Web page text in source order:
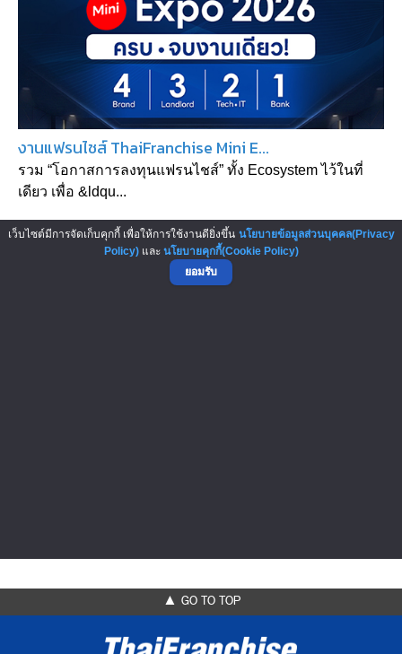
งานแฟรนไชส์ ThaiFranchise Mini E...
รวม “โอกาสการลงทุนแฟรนไชส์” ทั้ง Ecosystem ไว้ในที่
เดียว เพื่อ &ldqu...
▲ GO TO TOP
เว็บไซต์มีการจัดเก็บคุกกี้ เพื่อให้การใช้งานดียิ่งขึ้น นโยบายข้อมูลส่วนบุคคล(Privacy
Policy)และ นโยบายคุกกี้(Cookie Policy)
ยอมรับ